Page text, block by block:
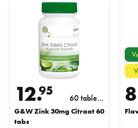
G&W Zink 30mg Citraat 60 tabs
12.
95
60 tablett
en
G&W Zink 30mg Citraat 60
tabs